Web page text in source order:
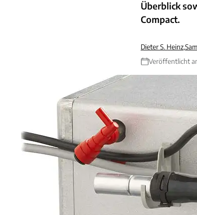
Überblick
Compact.
Dieter S. Heinz,
Veröffentlicht